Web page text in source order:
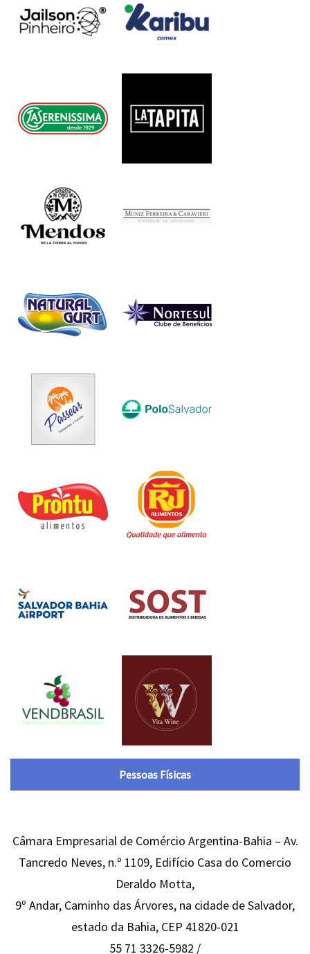
Pessoas Físicas
Câmara Empresarial de Comércio Argentina-Bahia – Av.
Tancredo Neves, n.º 1109, Edifício Casa do Comercio
Deraldo Motta,
9º Andar, Caminho das Árvores, na cidade de Salvador,
estado da Bahia, CEP 41820-021
55 71 3326-5982 /